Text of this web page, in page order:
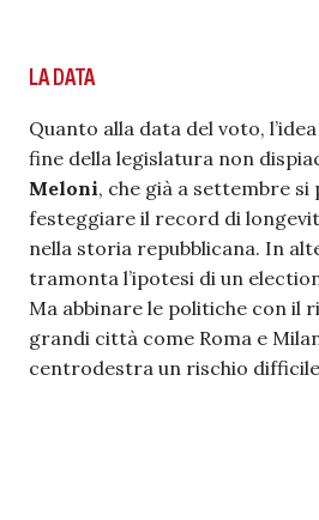
LA DATA
Quanto alla data del voto,
fine della legislatura non
Meloni, che già a settembre si
festeggiare il record di
nella storia repubblicana. In
tramonta l’ipotesi di un
Ma abbinare le politiche con il
grandi città come Roma e
centrodestra un rischio